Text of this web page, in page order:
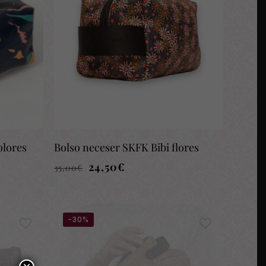
Bolso neceser SKFK Bibi flores
35,00€ El
era:
24,50€
-30%